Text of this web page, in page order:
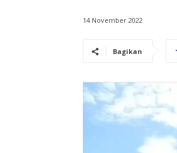
14 November 2022
Bagikan